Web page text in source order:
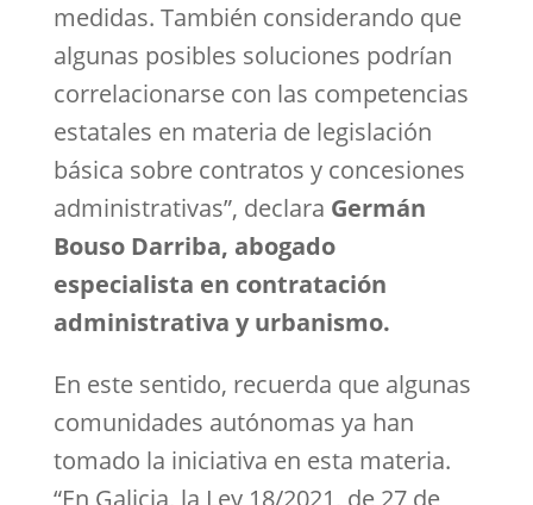
medidas. También considerando que
algunas posibles soluciones podrían
correlacionarse con las competencias
estatales en materia de legislación
básica sobre contratos y concesiones
administrativas”, declara Germán
Bouso Darriba, abogado
especialista en contratación
administrativa y urbanismo.
En este sentido, recuerda que algunas
comunidades autónomas ya han
tomado la iniciativa en esta materia.